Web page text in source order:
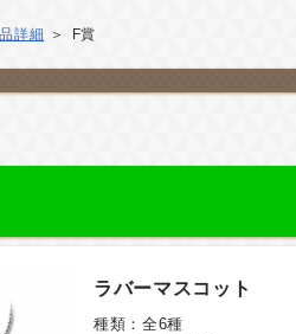
詳細 F賞
ラバーマスコット
種類：全6種